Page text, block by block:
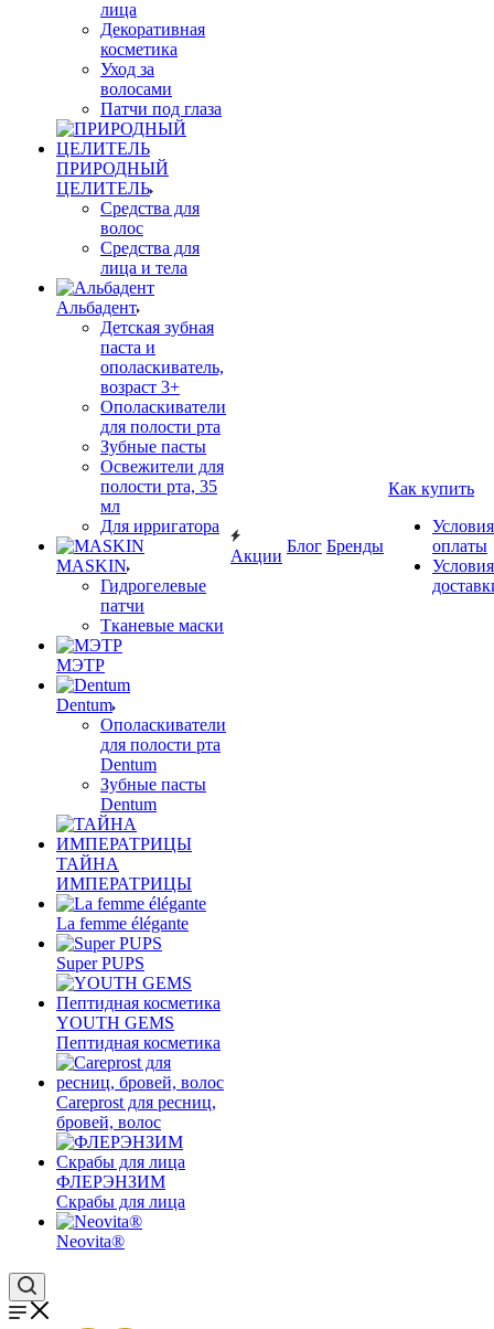
лица
Декоративная
косметика
Уход за
волосами
Патчи под глаза
ПРИРОДНЫЙ
ЦЕЛИТЕЛЬ
Средства для
волос
Средства для
лица и тела
Альбадент
Детская зубная
паста и
ополаскиватель,
возраст 3+
Ополаскиватели
для полости рта
Зубные пасты
Освежители для
полости рта, 35
мл
Для ирригатора
MASKIN
Гидрогелевые
патчи
Тканевые маски
МЭТР
Dentum
Ополаскиватели
для полости рта
Dentum
Зубные пасты
Dentum
ТАЙНА
ИМПЕРАТРИЦЫ
La femme élégante
Super PUPS
YOUTH GEMS
Пептидная косметика
Careprost для ресниц,
бровей, волос
ФЛЕРЭНЗИМ
Скрабы для лица
Neovita®
Акции
Блог Бренды
Как купить
Условия
оплаты
Условия